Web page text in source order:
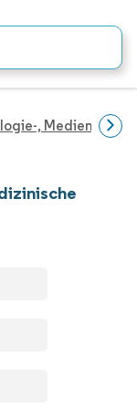
, Medien- Und